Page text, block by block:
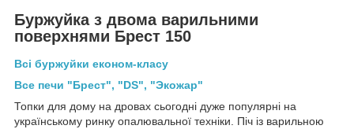
Буржуйка з двома варильними
поверхнями Брест 150
Всі буржуйки економ-класу
Все печи "Брест", "DS", "Экожар"
Топки для дому на дровах сьогодні дуже популярні на
українському ринку опалювальної техніки. Піч із варильною